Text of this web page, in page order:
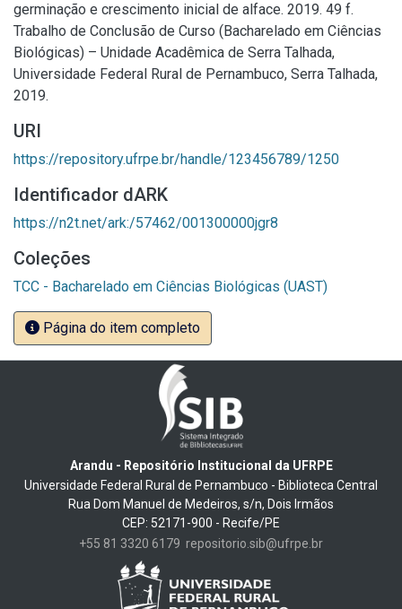
germinação e crescimento inicial de alface. 2019. 49 f.
Trabalho de Conclusão de Curso (Bacharelado em Ciências
Biológicas) – Unidade Acadêmica de Serra Talhada,
Universidade Federal Rural de Pernambuco, Serra Talhada,
2019.
URI
https://repository.ufrpe.br/handle/123456789/1250
Identificador dARK
https://n2t.net/ark:/57462/001300000jgr8
Coleções
TCC - Bacharelado em Ciências Biológicas (UAST)
Página do item completo
Arandu - Repositório Institucional da UFRPE
Universidade Federal Rural de Pernambuco - Biblioteca Central
Rua Dom Manuel de Medeiros, s/n, Dois Irmãos
CEP: 52171-900 - Recife/PE
+55 81 3320 6179 repositorio.sib@ufrpe.br